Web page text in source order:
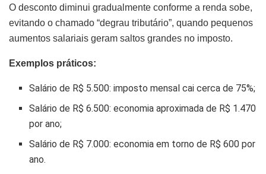
O desconto diminui gradualmente conforme a renda sobe,
evitando o chamado “degrau tributário”, quando pequenos
aumentos salariais geram saltos grandes no imposto.
Exemplos práticos:
Salário de R$ 5.500: imposto mensal cai cerca de 75%;
Salário de R$ 6.500: economia aproximada de R$ 1.470
por ano;
Salário de R$ 7.000: economia em torno de R$ 600 por
ano.